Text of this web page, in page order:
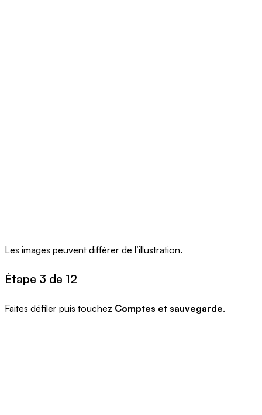
Les images peuvent différer de l’illustration.
Étape 3 de 12
Faites défiler puis touchez Comptes et sauvegarde.